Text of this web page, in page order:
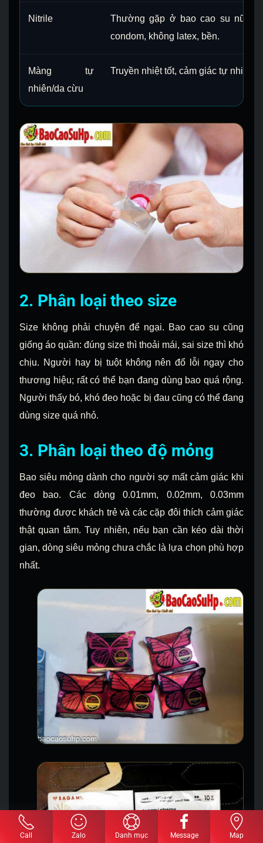
Nitrile
Thường gặp ở bao cao su nữ/
condom, không latex, bền.
Màng tự
nhiên/da cừu
Truyền nhiệt tốt, cảm giác tự nhiên.
2. Phân loại theo size
Size không phải chuyện để ngại. Bao cao su cũng
giống áo quần: đúng size thì thoải mái, sai size thì khó
chịu. Người hay bị tuột không nên đổ lỗi ngay cho
thương hiệu; rất có thể bạn đang dùng bao quá rộng.
Người thấy bó, khó đeo hoặc bị đau cũng có thể đang
dùng size quá nhỏ.
3. Phân loại theo độ mỏng
Bao siêu mỏng dành cho người sợ mất cảm giác khi
đeo bao. Các dòng 0.01mm, 0.02mm, 0.03mm
thường được khách trẻ và các cặp đôi thích cảm giác
thật quan tâm. Tuy nhiên, nếu bạn cần kéo dài thời
gian, dòng siêu mỏng chưa chắc là lựa chọn phù hợp
nhất.
Call Zalo Danh mục Message Map